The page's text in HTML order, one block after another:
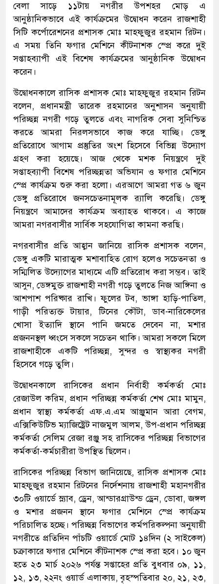
বেলা সাড়ে ১১টায় নগরীর উপশহর মোড় এ
আনুষ্ঠানিকভাবে এই কার্যক্রমের উদ্বোধন করেন রাজশাহী
সিটি কর্পোরেশনের প্রশাসক মোঃ মাহফুজুর রহমান রিটন।
এ সময় তিনি ফগার মেশিনে কীটনাশক স্প্রে করে দুই
সপ্তাহব্যাপী এই বিশেষ কার্যক্রমের আনুষ্ঠানিক উদ্বোধন
করেন।
উদ্বোধনকালে রাসিক প্রশাসক মোঃ মাহফুজুর রহমান রিটন
বলেন, প্রধানমন্ত্রী তারেক রহমানের অনুশাসন অনুযায়ী
পরিচ্ছন্ন নগরী গড়ে তুলতে এবং নাগরিক সেবা সুনিশ্চিত
করতে আমরা নিরলসভাবে কাজ করে যাচ্ছি। ডেঙ্গু
প্রতিরোধে আগাম প্রস্তুতির অংশ হিসেবে বিভিন্ন উদ্যোগ
গ্রহণ করা হয়েছে। আজ থেকে মশক নিয়ন্ত্রণে দুই
সপ্তাহব্যাপী বিশেষ পরিচ্ছন্নতা অভিযান ও ফগার মেশিনে
স্প্রে কার্যক্রম শুরু করা হলো। এরআগে আমরা গত ৬ জুন
ডেঙ্গু প্রতিরোধে জনসচেতনামূলক র‌্যালি করেছি। ডেঙ্গু
নিয়ন্ত্রণে আমাদের কার্যক্রম অব্যাহত থাকবে। এ কাজে
আমরা নগরবাসীর সার্বিক সহযোগিতা কামনা করছি।
নগরবাসীর প্রতি আহ্বান জানিয়ে রাসিক প্রশাসক বলেন,
ডেঙ্গু একটি মারাত্মক মশাবাহিত রোগ হলেও সচেতনতা ও
সম্মিলিত উদ্যোগের মাধ্যমে এটি প্রতিরোধ করা সম্ভব। তাই
আসুন, ডেঙ্গমুক্ত রাজশাহী নগরী গড়ে তুলতে নিজ আঙ্গিনা ও
আশপাশ পরিষ্কার রাখি। ফুলের টব, ভাঙ্গা হাড়ি-পাতিল,
গাড়ী পরিত্যক্ত টায়ার, টিনের কৌটা, ডাব-নারিকেলের
খোসা ইত্যাদি স্থানে পানি জমতে দেবেন না, মশার
প্রজননস্থল ধ্বংসে সকলে সচেতন থাকি। আমরা সকলে মিলে
রাজশাহীকে একটি পরিচ্ছন্ন, সুন্দর ও স্বাস্থ্যকর নগরী
হিসেবে গড়ে তুলি।
উদ্বোধনকালে রাসিকের প্রধান নির্বাহী কর্মকর্তা মোঃ
রেজাউল করিম, প্রধান পরিচ্ছন্ন কর্মকর্তা শেখ মোঃ মামুন,
প্রধান স্বাস্থ্য কর্মকর্তা এফ.এ.এম আঞ্জুমান আরা বেগম,
এক্সিকিউটিভ ম্যাজিষ্ট্রেট নাজমুল আলম, উপ-প্রধান পরিচ্ছন্ন
কর্মকর্তা সেলিম রেজা রঞ্জু সহ রাসিকের পরিচ্ছন্ন বিভাগের
কর্মকর্তা-কর্মচারীরা উপস্থিত ছিলেন।
রাসিকের পরিচ্ছন্ন বিভাগ জানিয়েছে, রাসিক প্রশাসক মোঃ
মাহফুজুর রহমান রিটনের নির্দেশনায় রাজশাহী মহানগরীর
৩০টি ওয়ার্ডে স্ল্যাব, ড্রেন, আন্ডারগ্রাউন্ড ড্রেন, ডোবা, জঙ্গল
ও মশার প্রজনন স্থানে ফগার মেশিনে স্প্রে কার্যক্রম
পরিচালিত হচ্ছে। পরিচ্ছন্ন বিভাগের কর্মপরিকল্পনা অনুযায়ী
নগরীতে প্রতিদিন পাঁচটি ওয়ার্ডে মোট ১৪দিন (২ সাইকেল)
চক্রাকারে ফগার মেশিনে কীটনাশক স্প্রে করা হবে। ১০ জুন
হতে ২৩ মার্চ ২০২৬ পর্যন্ত সপ্তাহের প্রতি বুধবার ০৯, ১১,
১২, ১৩, ২২নং ওয়ার্ড এলাকায়, বৃহস্পতিবার ২০, ২১, ২৩,